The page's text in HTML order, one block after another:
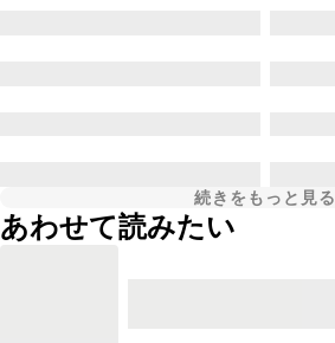
続きをもっと見る
あわせて読みたい